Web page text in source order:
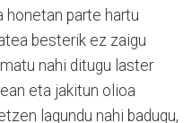
honetan parte hartu
besterik ez zaigu
nahi ditugu laster
eta jakitun olioa
lagundu nahi badugu,